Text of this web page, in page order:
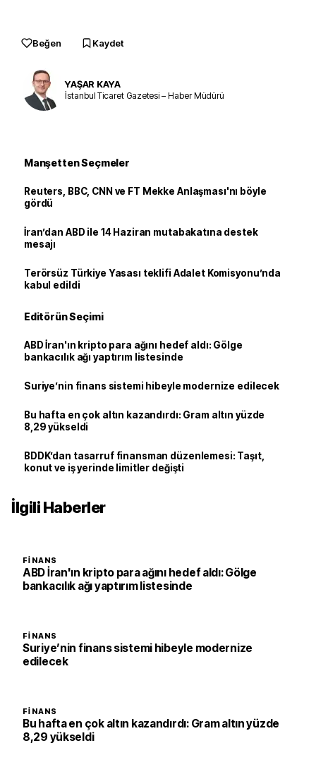
Beğen Kaydet
YAŞAR KAYA
İstanbul Ticaret Gazetesi – Haber Müdürü
Manşetten Seçmeler
Reuters, BBC, CNN ve FT Mekke Anlaşması'nı böyle
gördü
İran’dan ABD ile 14 Haziran mutabakatına destek
mesajı
Terörsüz Türkiye Yasası teklifi Adalet Komisyonu’nda
kabul edildi
Editörün Seçimi
ABD İran'ın kripto para ağını hedef aldı: Gölge
bankacılık ağı yaptırım listesinde
Suriye’nin finans sistemi hibeyle modernize edilecek
Bu hafta en çok altın kazandırdı: Gram altın yüzde
8,29 yükseldi
BDDK’dan tasarruf finansman düzenlemesi: Taşıt,
konut ve iş yerinde limitler değişti
İlgili Haberler
FINANS
ABD İran'ın kripto para ağını hedef aldı: Gölge
bankacılık ağı yaptırım listesinde
FINANS
Suriye’nin finans sistemi hibeyle modernize
edilecek
FINANS
Bu hafta en çok altın kazandırdı: Gram altın yüzde
8,29 yükseldi